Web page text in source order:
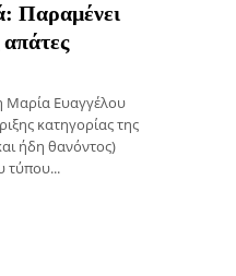
Παραμένει
απάτες
Μαρία Ευαγγέλου
κατηγορίας της
ήδη θανόντος)
τύπου...